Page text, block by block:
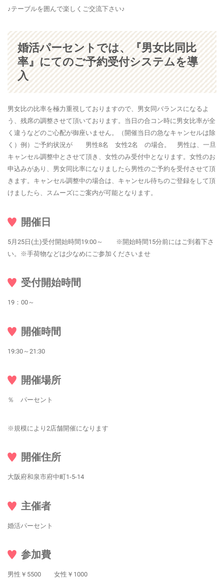
♪テーブルを囲んで楽しくご交流下さい♪
婚活パーセントでは、『男女比同比
率』にてのご予約受付システムを導
入
男女比の比率を極力重視しておりますので、男女同バランスになるよ
う、残席の調整させて頂いております。当日の合コン時に男女比率が全
く違うなどのご心配が御座いません。（開催当日の急なキャンセルは除
く）例）ご予約状況が 男性8名 女性2名 の場合。 男性は、一旦
キャンセル調整中とさせて頂き、女性のみ受付中となります。女性のお
申込みがあり、男女同比率になりましたら男性のご予約を受付させて頂
きます。キャンセル調整中の場合は、キャンセル待ちのご登録をして頂
けましたら、スムーズにご案内が可能となります。
開催日
5月25日(土)受付開始時間19:00～ ※開始時間15分前にはご到着下さ
い。※手荷物などは少なめにご参加くださいませ
受付開始時間
19：00～
開催時間
19:30～21:30
開催場所
％ パーセント
※規模により2店舗開催になります
開催住所
大阪府和泉市府中町1-5-14
主催者
婚活パーセント
参加費
男性￥5500 女性￥1000